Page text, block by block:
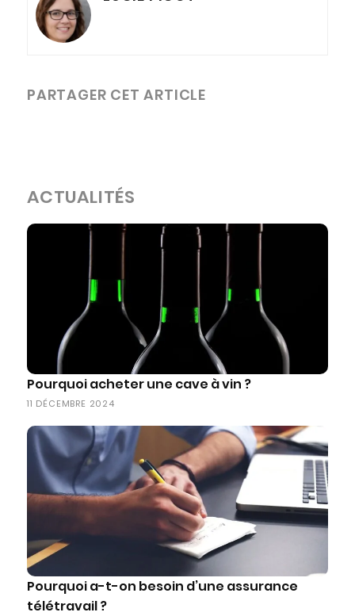
PARTAGER CET ARTICLE
ACTUALITÉS
Pourquoi acheter une cave à vin ?
11 DÉCEMBRE 2024
Pourquoi a-t-on besoin d’une assurance
télétravail ?